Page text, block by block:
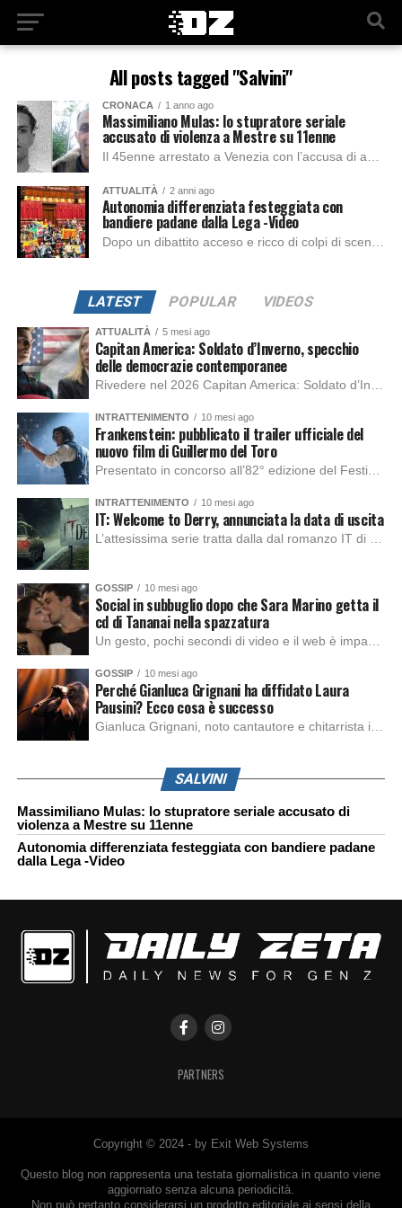
All posts tagged "Salvini"
CRONACA 1 anno ago
Massimiliano Mulas: lo stupratore seriale
accusato di violenza a Mestre su 11enne
ATTUALITÀ 2 anni ago
Autonomia differenziata festeggiata con
bandiere padane dalla Lega -Video
LATEST POPULAR VIDEOS
ATTUALITÀ 5 mesi ago
Capitan America: Soldato d’Inverno, specchio
delle democrazie contemporanee
INTRATTENIMENTO 10 mesi ago
Frankenstein: pubblicato il trailer ufficiale del
nuovo film di Guillermo del Toro
INTRATTENIMENTO 10 mesi ago
IT: Welcome to Derry, annunciata la data di uscita
GOSSIP 10 mesi ago
Social in subbuglio dopo che Sara Marino getta il
cd di Tananai nella spazzatura
GOSSIP 10 mesi ago
Perché Gianluca Grignani ha diffidato Laura
Pausini? Ecco cosa è successo
SALVINI
Massimiliano Mulas: lo stupratore seriale accusato di
violenza a Mestre su 11enne
Autonomia differenziata festeggiata con bandiere padane
dalla Lega -Video
PARTNERS
Copyright © 2024 - by Exit Web Systems
Questo blog non rappresenta una testata giornalistica in quanto viene
aggiornato senza alcuna periodicità.
Non può pertanto considerarsi un prodotto editoriale ai sensi della